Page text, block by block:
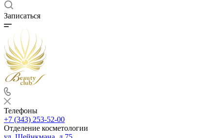
Записаться
Телефоны
+7 (343) 253-52-00
Отделение косметологии